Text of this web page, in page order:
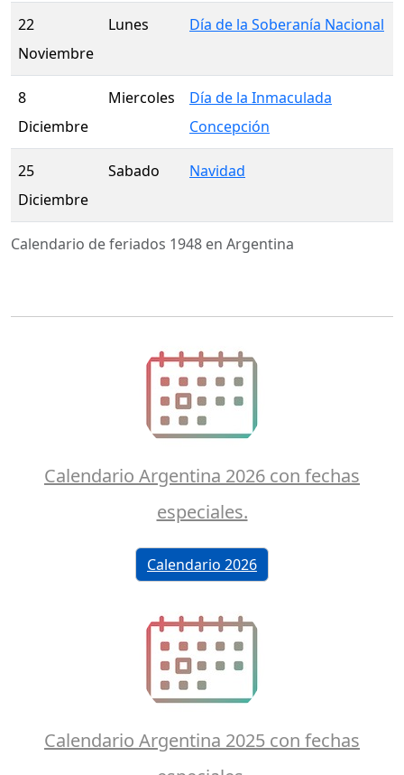
Calendario de feriados 1948 en Argentina
22
Noviembre
Lunes Día de la Soberanía Nacional
8
Diciembre
Miercoles
Día de la Inmaculada
Concepción
25
Diciembre
Sabado Navidad
Calendario Argentina 2026 con fechas
especiales.
Calendario 2026
Calendario Argentina 2025 con fechas